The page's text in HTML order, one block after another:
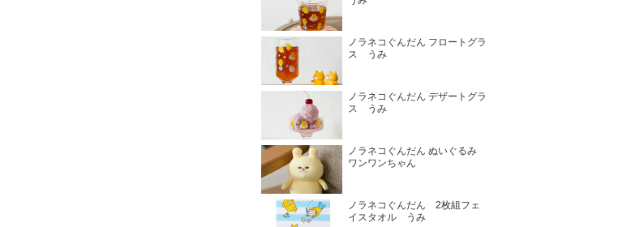
ノラネコぐんだん フロートグラ
ス うみ
ノラネコぐんだん デザートグラ
ス うみ
ノラネコぐんだん ぬいぐるみ
ワンワンちゃん
ノラネコぐんだん 2枚組フェ
イスタオル うみ